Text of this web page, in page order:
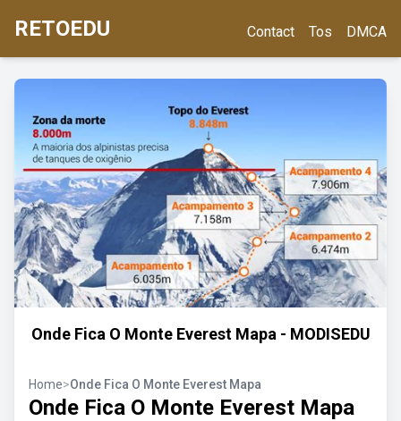
RETOEDU Contact Tos DMCA
Onde Fica O Monte Everest Mapa - MODISEDU
Home>Onde Fica O Monte Everest Mapa
Onde Fica O Monte Everest Mapa